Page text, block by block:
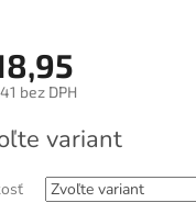
bez DPH
variant